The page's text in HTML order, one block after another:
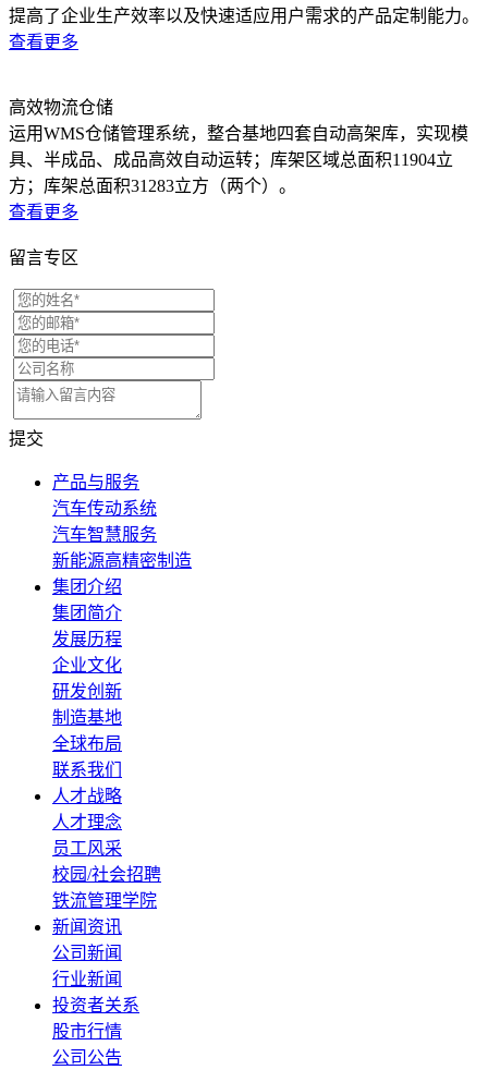
提高了企业生产效率以及快速适应用户需求的产品定制能力。
查看更多
高效物流仓储
运用WMS仓储管理系统，整合基地四套自动高架库，实现模
具、半成品、成品高效自动运转；库架区域总面积11904立
方；库架总面积31283立方（两个）。
查看更多
留言专区
提交
产品与服务
汽车传动系统
汽车智慧服务
新能源高精密制造
集团介绍
集团简介
发展历程
企业文化
研发创新
制造基地
全球布局
联系我们
人才战略
人才理念
员工风采
校园/社会招聘
铁流管理学院
新闻资讯
公司新闻
行业新闻
投资者关系
股市行情
公司公告